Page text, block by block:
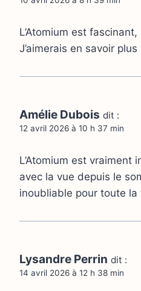
L’Atomium est
J’aimerais en savoir
Amélie Dubois dit :
12 avril 2026 à 10 h 37 min
L’Atomium est vraiment
avec la vue depuis le
inoubliable pour toute la
Lysandre Perrin dit :
14 avril 2026 à 12 h 38 min